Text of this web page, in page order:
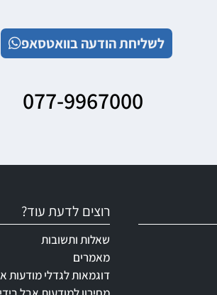
לשליחת הודעה בוואטסאפ
077-9967000
רוצים לדעת עוד?
שאלות ותשובות
מאמרים
דוגמאות לגדלי מודעות